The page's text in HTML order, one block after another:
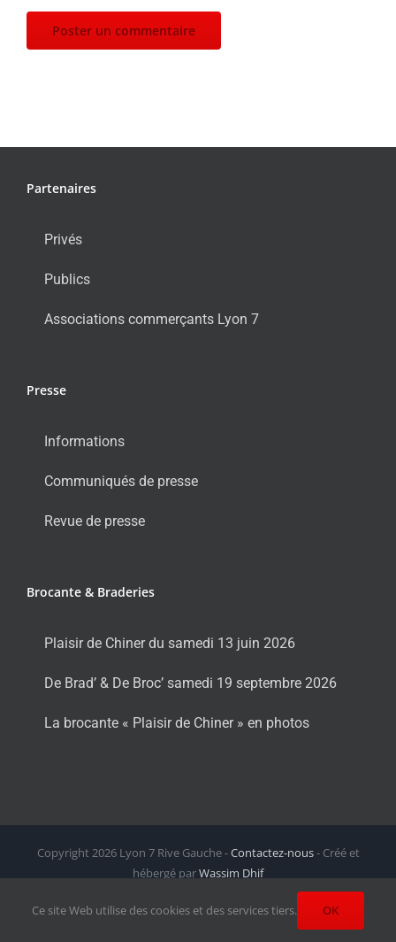
Partenaires
Privés
Publics
Associations commerçants Lyon 7
Presse
Informations
Communiqués de presse
Revue de presse
Brocante & Braderies
Plaisir de Chiner du samedi 13 juin 2026
De Brad’ & De Broc’ samedi 19 septembre 2026
La brocante « Plaisir de Chiner » en photos
Copyright 2026 Lyon 7 Rive Gauche -Contactez-nous- Créé et
hébergé parWassim Dhif
Facebook
X InstagramLinkedIn
Email
Ce site Web utilise des cookies et des services tiers. OK